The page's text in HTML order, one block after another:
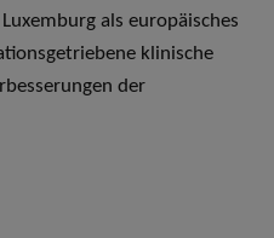
als europäisches
klinische
der